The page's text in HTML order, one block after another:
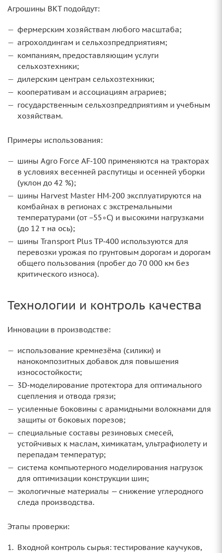
Агрошины BKT подойдут:
фермерским хозяйствам любого масштаба;
агрохолдингам и сельхозпредприятиям;
компаниям, предоставляющим услуги
сельхозтехники;
дилерским центрам сельхозтехники;
кооперативам и ассоциациям аграриев;
государственным сельхозпредприятиям и учебным
хозяйствам.
Примеры использования:
шины Agro Force AF‑100 применяются на тракторах
в условиях весенней распутицы и осенней уборки
(уклон до 42 %);
шины Harvest Master HM‑200 эксплуатируются на
комбайнах в регионах с экстремальными
температурами (от −55∘C) и высокими нагрузками
(до 12 т на ось);
шины Transport Plus TP‑400 используются для
перевозки урожая по грунтовым дорогам и дорогам
общего пользования (пробег до 70 000 км без
критического износа).
Технологии и контроль качества
Инновации в производстве:
использование кремнезёма (силики) и
нанокомпозитных добавок для повышения
износостойкости;
3D‑моделирование протектора для оптимального
сцепления и отвода грязи;
усиленные боковины с арамидными волокнами для
защиты от боковых порезов;
специальные составы резиновых смесей,
устойчивых к маслам, химикатам, ультрафиолету и
перепадам температур;
система компьютерного моделирования нагрузок
для оптимизации конструкции шин;
экологичные материалы — снижение углеродного
следа производства.
Этапы проверки:
Входной контроль сырья: тестирование каучуков,